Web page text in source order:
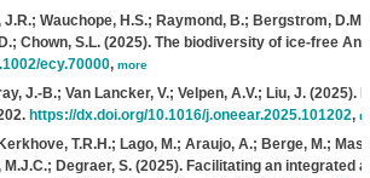
J.R.; Wauchope, H.S.; Raymond, B.; Bergstrom,
Chown, S.L.(2025). The biodiversity of ice‐free
ecy.70000, more
J.-B.; Van Lancker, V.; Velpen, A.V.; Liu, J.(2025).
https://dx.doi.org/10.1016/j.oneear.2025.101202,
T.R.H.; Lago, M.; Araujo, A.; Berge, M.;
M.J.C.; Degraer, S.(2025). Facilitating an integrated